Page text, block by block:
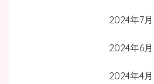
2024年7月
2024年6月
2024年4月